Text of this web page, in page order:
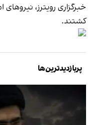
کشتند.
پربازدیدترین‌ها